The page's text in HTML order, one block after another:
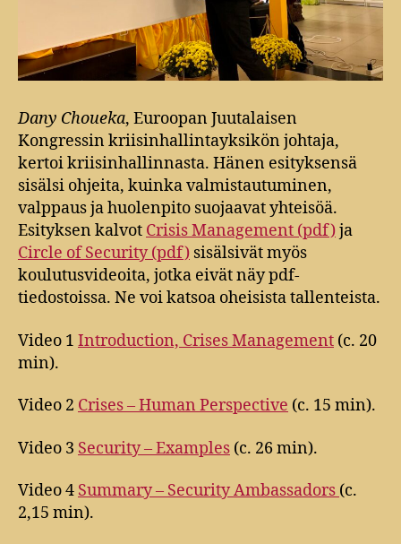
Dany Choueka, Euroopan Juutalaisen
Kongressin kriisinhallintayksikön johtaja,
kertoi kriisinhallinnasta. Hänen esityksensä
sisälsi ohjeita, kuinka valmistautuminen,
valppaus ja huolenpito suojaavat yhteisöä.
Esityksen kalvot Crisis Management (pdf)ja
Circle of Security (pdf) sisälsivät myös
koulutusvideoita, jotka eivät näy pdf-
tiedostoissa. Ne voi katsoa oheisista tallenteista.
Video 1 Introduction, Crises Management (c. 20
min).
Video 2 Crises – Human Perspective (c. 15 min).
Video 3 Security – Examples (c. 26 min).
Video 4 Summary – Security Ambassadors (c.
2,15 min).